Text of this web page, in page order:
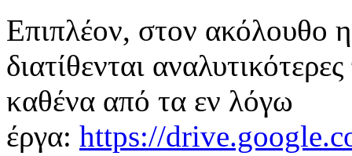
Επιπλέον, στον ακόλουθο
διατίθενται
καθένα από τα εν λόγω
έργα: https://